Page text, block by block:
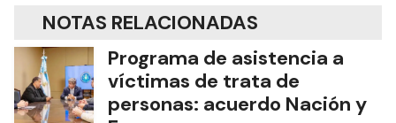
NOTAS RELACIONADAS
Programa de asistencia a
víctimas de trata de
personas: acuerdo Nación y